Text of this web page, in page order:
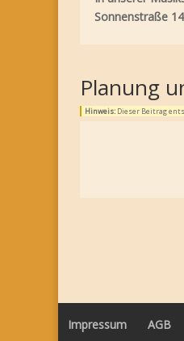
Sonnenstraße
Planung
Hinweis: Dieser Beitrag
Impressum AGB